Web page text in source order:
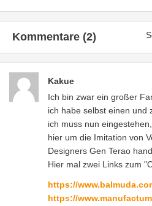
Kommentare (2)
Kakue
Ich bin zwar ein großer
ich habe selbst einen und
ich muss nun
hier um die Imitation von
Designers Gen Terao
Hier mal zwei Links zum
https://
https://